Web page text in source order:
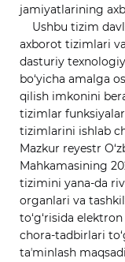
jamiyatlarining
Ushbu tizim
axborot tizimlari
dasturiy
bo‘yicha amalga
qilish imkonini
tizimlar
tizimlarini ishlab
Mazkur reyestr
Mahkamasining
tizimini yana-da
organlari va
to‘g‘risida
chora-tadbirlari
taʼminlash